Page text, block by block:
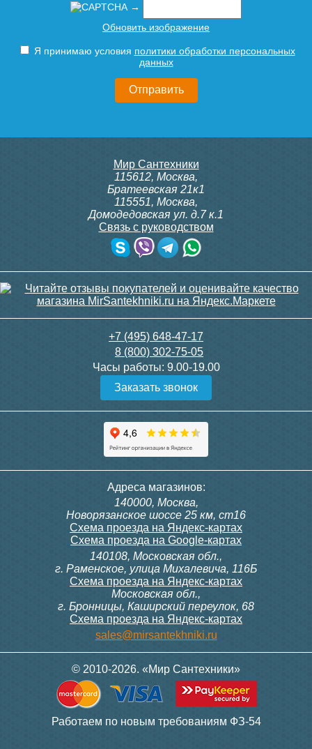
→
Обновить изображение
Я принимаю условия политики обработки персональных
данных
Мир Сантехники
115612, Москва,
Братеевская 21к1
115551, Москва,
Домодедовская ул. д.7 к.1
Связь с руководством
+7 (495) 648-47-17
8 (800) 302-75-05
Часы работы: 9.00-19.00
Заказать звонок
Адреса магазинов:
140000, Москва,
Новорязанское шоссе 25 км, ст16
Схема проезда на Яндекс-картах
Схема проезда на Google-картах
140108, Московская обл.,
г. Раменское, улица Михалевича, 116Б
Схема проезда на Яндекс-картах
Московская обл.,
г. Бронницы, Каширский переулок, 68
Схема проезда на Яндекс-картах
sales@mirsantekhniki.ru
© 2010-2026. «Мир Сантехники»
Работаем по новым требованиям ФЗ-54